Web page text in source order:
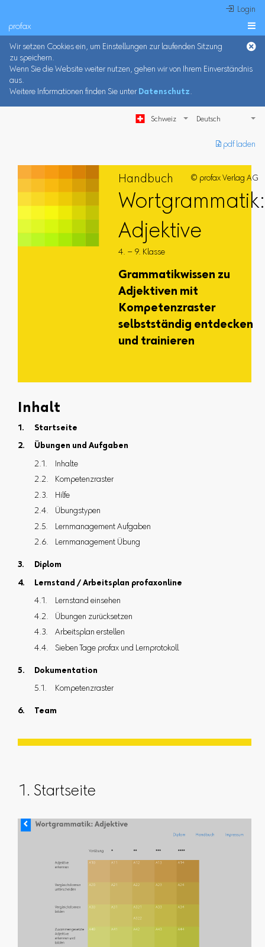
 Login
profax 
Wir setzen Cookies ein, um Einstellungen zur laufenden Sitzung
zu speichern.
Wenn Sie die Website weiter nutzen, gehen wir von Ihrem Einverständnis
aus.
Weitere Informationen finden Sie unter Datenschutz.
Schweiz
︎ pdf laden
Handbuch © profax Verlag AG
Adjektive
4. – 9. Klasse
Grammatikwissen zu
Adjektiven mit
Kompetenzraster
selbstständig entdecken
und trainieren
Inhalt
Startseite
Übungen und Aufgaben
Inhalte
Kompetenzraster
Hilfe
Übungstypen
Lernmanagement Aufgaben
Lernmanagement Übung
Diplom
Lernstand / Arbeitsplan profaxonline
Lernstand einsehen
Übungen zurücksetzen
Arbeitsplan erstellen
Sieben Tage profax und Lernprotokoll
Dokumentation
Kompetenzraster
Team
1. Startseite